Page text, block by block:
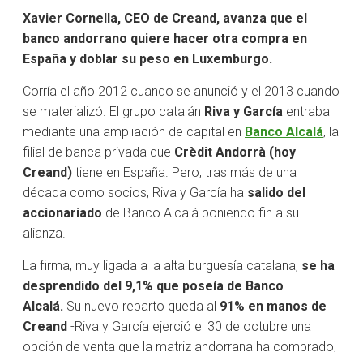
Xavier Cornella, CEO de Creand, avanza que el
banco andorrano quiere hacer otra compra en
España y doblar su peso en Luxemburgo.
Corría el año 2012 cuando se anunció y el 2013 cuando
se materializó. El grupo catalán Riva y García entraba
mediante una ampliación de capital en Banco Alcalá, la
filial de banca privada que Crèdit Andorrà (hoy
Creand) tiene en España. Pero, tras más de una
década como socios, Riva y García ha salido del
accionariado de Banco Alcalá poniendo fin a su
alianza.
La firma, muy ligada a la alta burguesía catalana, se ha
desprendido del 9,1% que poseía de Banco
Alcalá. Su nuevo reparto queda al 91% en manos de
Creand -Riva y García ejerció el 30 de octubre una
opción de venta que la matriz andorrana ha comprado,